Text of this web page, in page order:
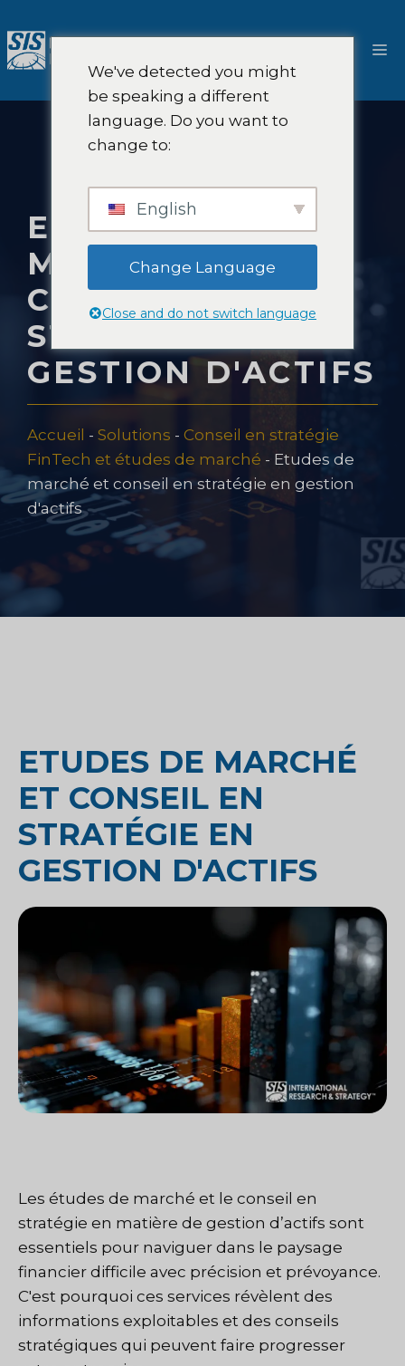
au
contenu
ETUDES DE
MARCHÉ ET
CONSEIL EN
STRATÉGIE EN
GESTION D'ACTIFS
Accueil - Solutions - Conseil en stratégie
FinTech et études de marché - Etudes de
marché et conseil en stratégie en gestion
d'actifs
ETUDES DE MARCHÉ
ET CONSEIL EN
STRATÉGIE EN
GESTION D'ACTIFS
Les études de marché et le conseil en
stratégie en matière de gestion d’actifs sont
essentiels pour naviguer dans le paysage
financier difficile avec précision et prévoyance.
C'est pourquoi ces services révèlent des
informations exploitables et des conseils
stratégiques qui peuvent faire progresser
We've detected you might
be speaking a different
language. Do you want to
change to:
English
Change Language
Close and do not switch language